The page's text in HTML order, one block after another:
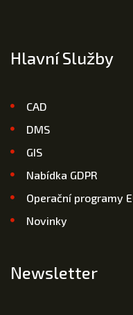
Hlavní Služby
CAD
DMS
GIS
Nabídka GDPR
Operační programy
Novinky
Newsletter